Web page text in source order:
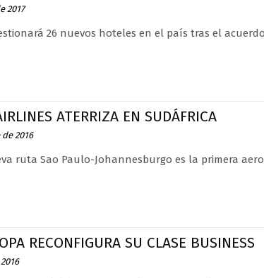
2017
26 nuevos hoteles en el país tras el
ATERRIZA EN SUDÁFRICA
2016
ruta Sao Paulo-Johannesburgo es la primera
RECONFIGURA SU CLASE BUSINESS